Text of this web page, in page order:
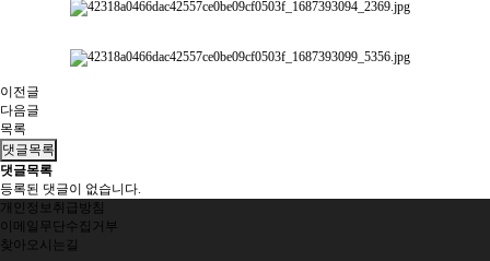
이전글
다음글
목록
댓글목록
댓글목록
등록된 댓글이 없습니다.
개인정보취급방침
이메일무단수집거부
찾아오시는길